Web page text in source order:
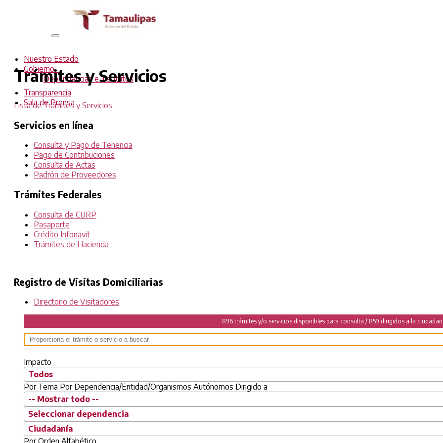
Interruptor
Navegación
Nuestro Estado
Gobierno
Dependencias e Institutos
Transparencia
Sala de Prensa
Trámites y Servicios
Lista de Trámites y Servicios
Servicios en línea
Consulta y Pago de Tenencia
Pago de Contribuciones
Consulta de Actas
Padrón de Proveedores
Trámites Federales
Consulta de CURP
Pasaporte
Crédito Infonavit
Trámites de Hacienda
Registro de Visitas Domiciliarias
Directorio de Visitadores
896 trámites y/o servicios disponibles para consulta / 859 dirigidos a la
Impacto
Todos
Por Tema Por Dependencia/Entidad/Organismos Autónomos Dirigido a
-- Mostrar todo --
Seleccionar dependencia
Ciudadanía